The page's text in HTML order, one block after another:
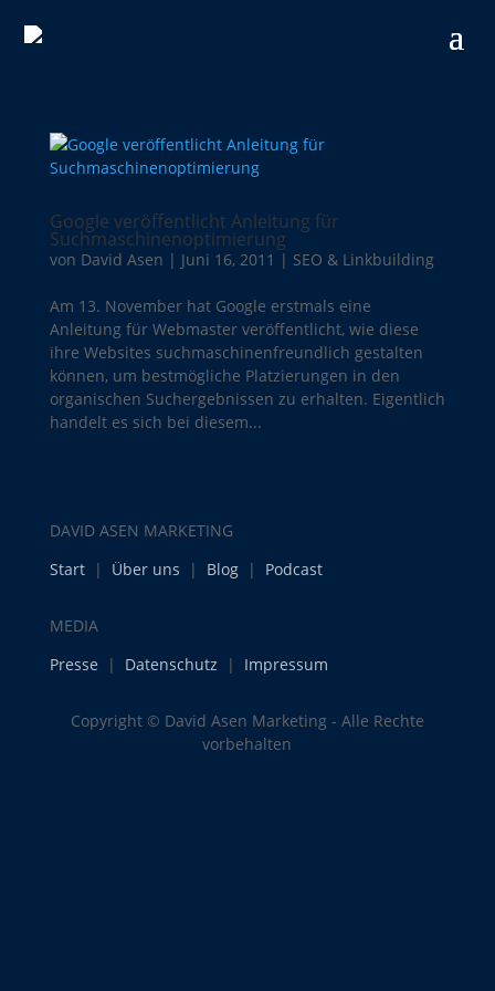
Google veröffentlicht Anleitung für
Suchmaschinenoptimierung
von David Asen | Juni 16, 2011 | SEO & Linkbuilding
Am 13. November hat Google erstmals eine
Anleitung für Webmaster veröffentlicht, wie diese
ihre Websites suchmaschinenfreundlich gestalten
können, um bestmögliche Platzierungen in den
organischen Suchergebnissen zu erhalten. Eigentlich
handelt es sich bei diesem...
DAVID ASEN MARKETING
Start| Über uns | Blog| Podcast
MEDIA
Presse | Datenschutz | Impressum
Copyright © David Asen Marketing - Alle Rechte
vorbehalten